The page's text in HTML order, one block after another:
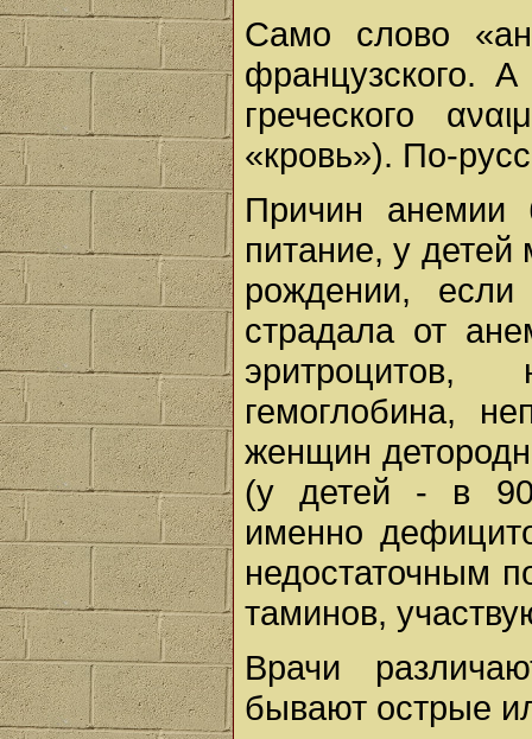
Само слово
французского.
греческого
«кровь»). По-
Причин анемии
питание, у
рождении,
страдала от
эритроцитов,
гемоглобина,
женщин
(у детей - в 90
именно
недостаточным
таминов,
Врачи
бывают острые